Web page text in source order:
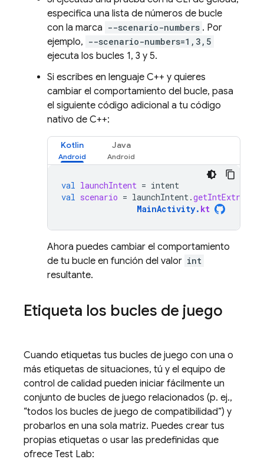
especifica una lista de números de bucle
con la marca --scenario-numbers . Por
ejemplo, --scenario-numbers=1,3,5
ejecuta los bucles 1, 3 y 5.
Si escribes en lenguaje C++ y quieres
cambiar el comportamiento del bucle, pasa
el siguiente código adicional a tu código
nativo de C++:
Kotlin Java
val launchIntent = intent
val scenario = launchIntent.getIntExtra
MainActivity. kt
Ahora puedes cambiar el comportamiento
de tu bucle en función del valor int
resultante.
Etiqueta los bucles de juego
Cuando etiquetas tus bucles de juego con una o
más etiquetas de situaciones, tú y el equipo de
control de calidad pueden iniciar fácilmente un
conjunto de bucles de juego relacionados (p. ej.,
“todos los bucles de juego de compatibilidad”) y
probarlos en una sola matriz. Puedes crear tus
propias etiquetas o usar las predefinidas que
ofrece Test Lab: